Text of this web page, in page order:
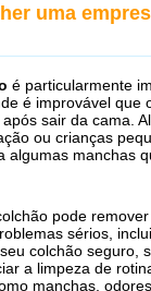
uma
é particularmente
é improvável que
sair da cama.
ou crianças
algumas manchas
pode
sérios,
seu colchão seguro,
a limpeza de
manchas,